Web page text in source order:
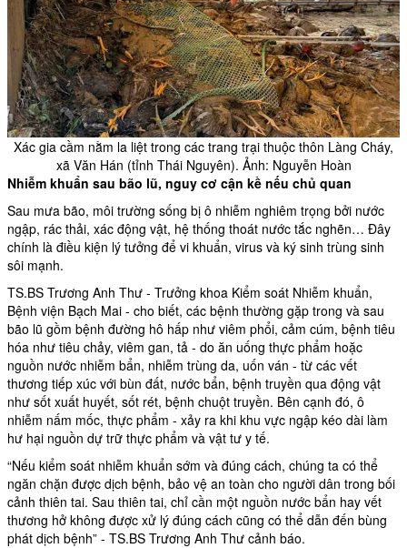
Xác gia cầm nằm la liệt trong các trang trại thuộc thôn Làng Cháy,
xã Văn Hán (tỉnh Thái Nguyên). Ảnh: Nguyễn Hoàn
Nhiễm khuẩn sau bão lũ, nguy cơ cận kề nếu chủ quan
Sau mưa bão, môi trường sống bị ô nhiễm nghiêm trọng bởi nước
ngập, rác thải, xác động vật, hệ thống thoát nước tắc nghẽn… Đây
chính là điều kiện lý tưởng để vi khuẩn, virus và ký sinh trùng sinh
sôi mạnh.
TS.BS Trương Anh Thư - Trưởng khoa Kiểm soát Nhiễm khuẩn,
Bệnh viện Bạch Mai - cho biết, các bệnh thường gặp trong và sau
bão lũ gồm bệnh đường hô hấp như viêm phổi, cảm cúm, bệnh tiêu
hóa như tiêu chảy, viêm gan, tả - do ăn uống thực phẩm hoặc
nguồn nước nhiễm bẩn, nhiễm trùng da, uốn ván - từ các vết
thương tiếp xúc với bùn đất, nước bẩn, bệnh truyền qua động vật
như sốt xuất huyết, sốt rét, bệnh chuột truyền. Bên cạnh đó, ô
nhiễm nấm mốc, thực phẩm - xảy ra khi khu vực ngập kéo dài làm
hư hại nguồn dự trữ thực phẩm và vật tư y tế.
“Nếu kiểm soát nhiễm khuẩn sớm và đúng cách, chúng ta có thể
ngăn chặn được dịch bệnh, bảo vệ an toàn cho người dân trong bối
cảnh thiên tai. Sau thiên tai, chỉ cần một nguồn nước bẩn hay vết
thương hở không được xử lý đúng cách cũng có thể dẫn đến bùng
phát dịch bệnh” - TS.BS Trương Anh Thư cảnh báo.